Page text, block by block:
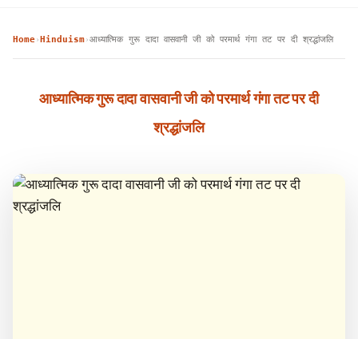
Home› Hinduism›आध्यात्मिक गुरू दादा वासवानी जी को परमार्थ गंगा तट पर दी श्रद्धांजलि
आध्यात्मिक गुरू दादा वासवानी जी को परमार्थ गंगा तट पर दी
श्रद्धांजलि